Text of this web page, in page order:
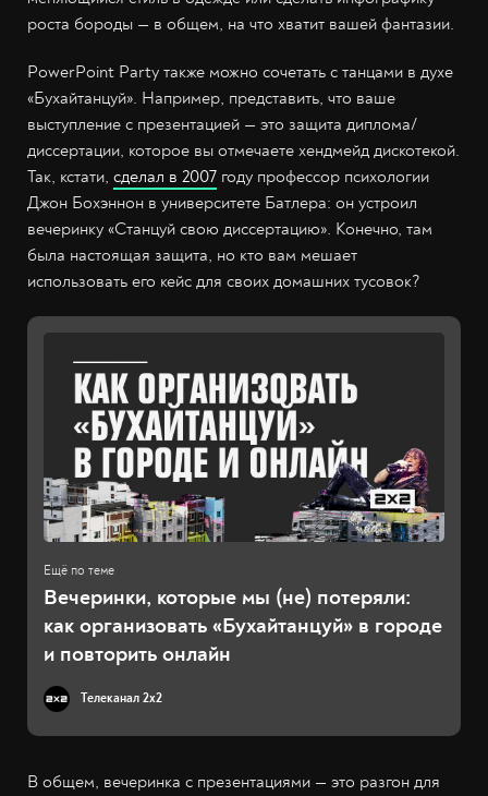
роста бороды — в общем, на что хватит вашей фантазии.
PowerPoint Party также можно сочетать с танцами в духе
«Бухайтанцуй». Например, представить, что ваше
выступление с презентацией — это защита диплома/
диссертации, которое вы отмечаете хендмейд дискотекой.
Так, кстати, сделал в 2007 году профессор психологии
Джон Бохэннон в университете Батлера: он устроил
вечеринку «Станцуй свою диссертацию». Конечно, там
была настоящая защита, но кто вам мешает
использовать его кейс для своих домашних тусовок?
Вечеринки, которые мы (не) потеряли:
как организовать «Бухайтанцуй» в городе
и повторить онлайн
Телеканал 2x2
В общем, вечеринка с презентациями — это разгон для